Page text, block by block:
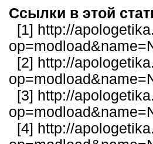
Ссылки в этой
[1] http://
[2] http://
[3] http://
[4] http://